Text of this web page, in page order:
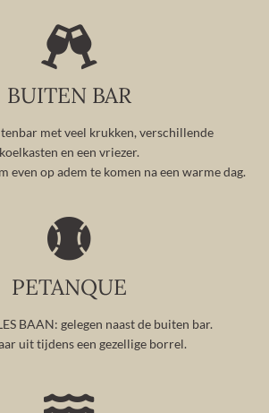
BUITEN BAR
met veel krukken, verschillende
koelkasten en een vriezer.
even op adem te komen na een warme dag.
PETANQUE
BAAN: gelegen naast de buiten bar.
uit tijdens een gezellige borrel.